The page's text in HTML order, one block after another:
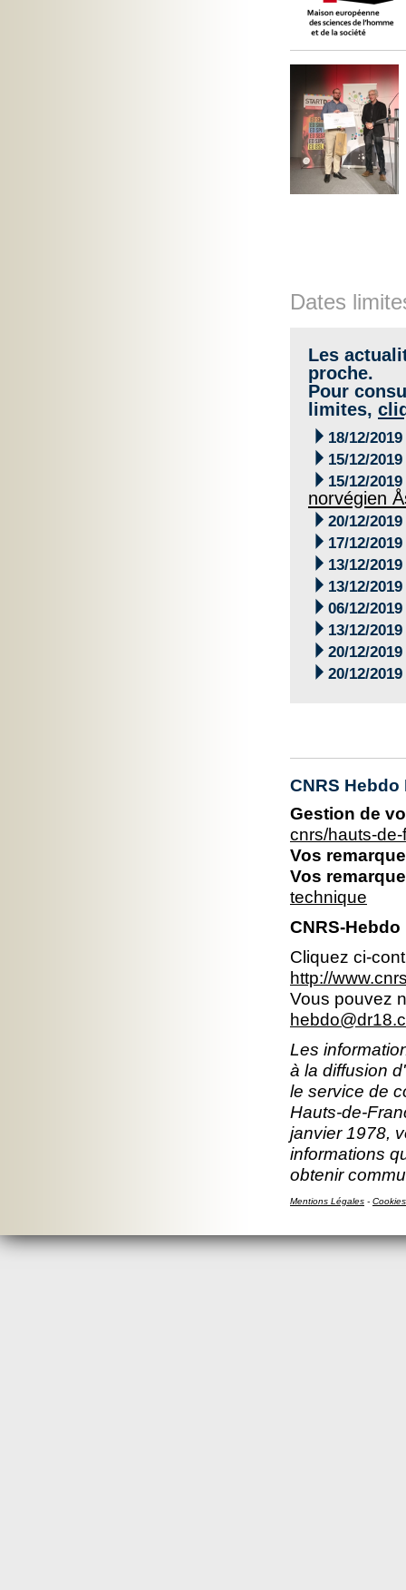
Dates
Les
proche.
Pour
limites,
 18/12/2019
 15/12/2019
 15/12/2019
norvégien
 20/12/2019
 17/12/2019
 13/12/2019
 13/12/2019
 06/12/2019
 13/12/2019
 20/12/2019
 20/12/2019
CNRS
Gestion de
cnrs/hauts-
Vos
Vos
technique
CNRS-
Cliquez ci-
http://
Vous pouvez
Les
à la diffusion
le service de
Hauts-de-
janvier 1978,
informations
obtenir
Mentions Légales - Cookies